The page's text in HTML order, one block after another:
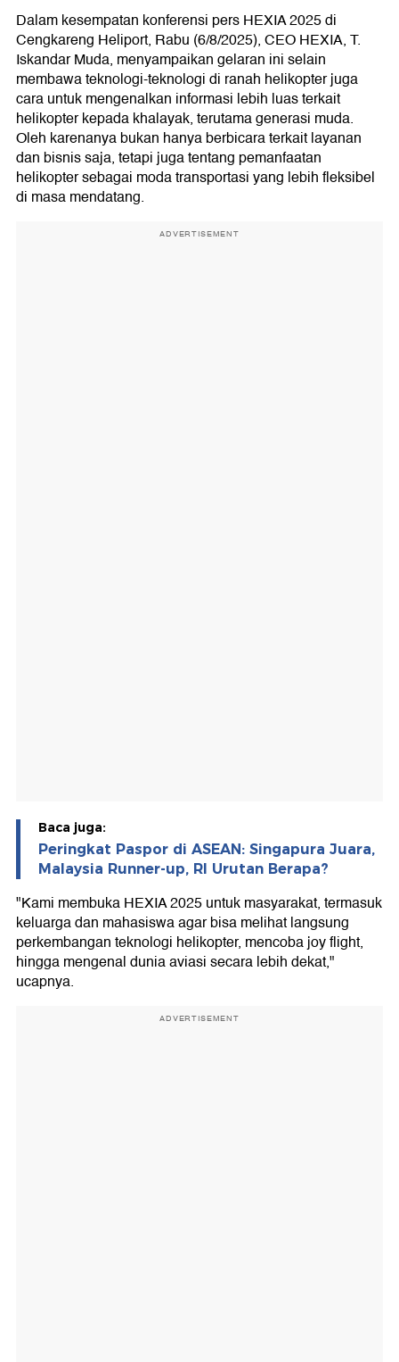
Dalam kesempatan konferensi pers HEXIA 2025 di
Cengkareng Heliport, Rabu (6/8/2025), CEO HEXIA, T.
Iskandar Muda, menyampaikan gelaran ini selain
membawa teknologi-teknologi di ranah helikopter juga
cara untuk mengenalkan informasi lebih luas terkait
helikopter kepada khalayak, terutama generasi muda.
Oleh karenanya bukan hanya berbicara terkait layanan
dan bisnis saja, tetapi juga tentang pemanfaatan
helikopter sebagai moda transportasi yang lebih fleksibel
di masa mendatang.
ADVERTISEMENT
Baca juga:
Peringkat Paspor di ASEAN: Singapura Juara,
Malaysia Runner-up, RI Urutan Berapa?
"Kami membuka HEXIA 2025 untuk masyarakat, termasuk
keluarga dan mahasiswa agar bisa melihat langsung
perkembangan teknologi helikopter, mencoba joy flight,
hingga mengenal dunia aviasi secara lebih dekat,"
ucapnya.
ADVERTISEMENT